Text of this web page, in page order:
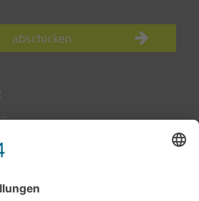
abschicken